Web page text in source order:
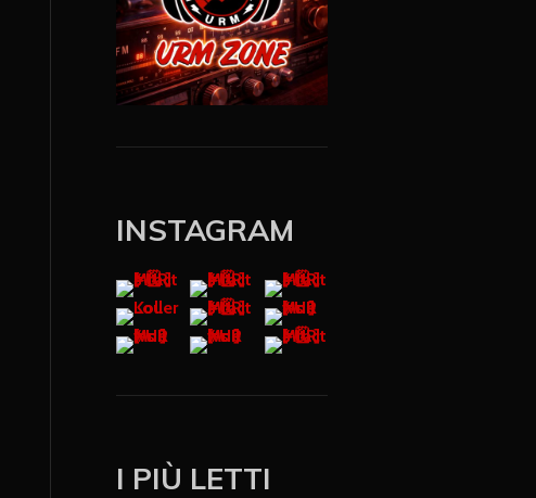
INSTAGRAM
I PIÙ LETTI